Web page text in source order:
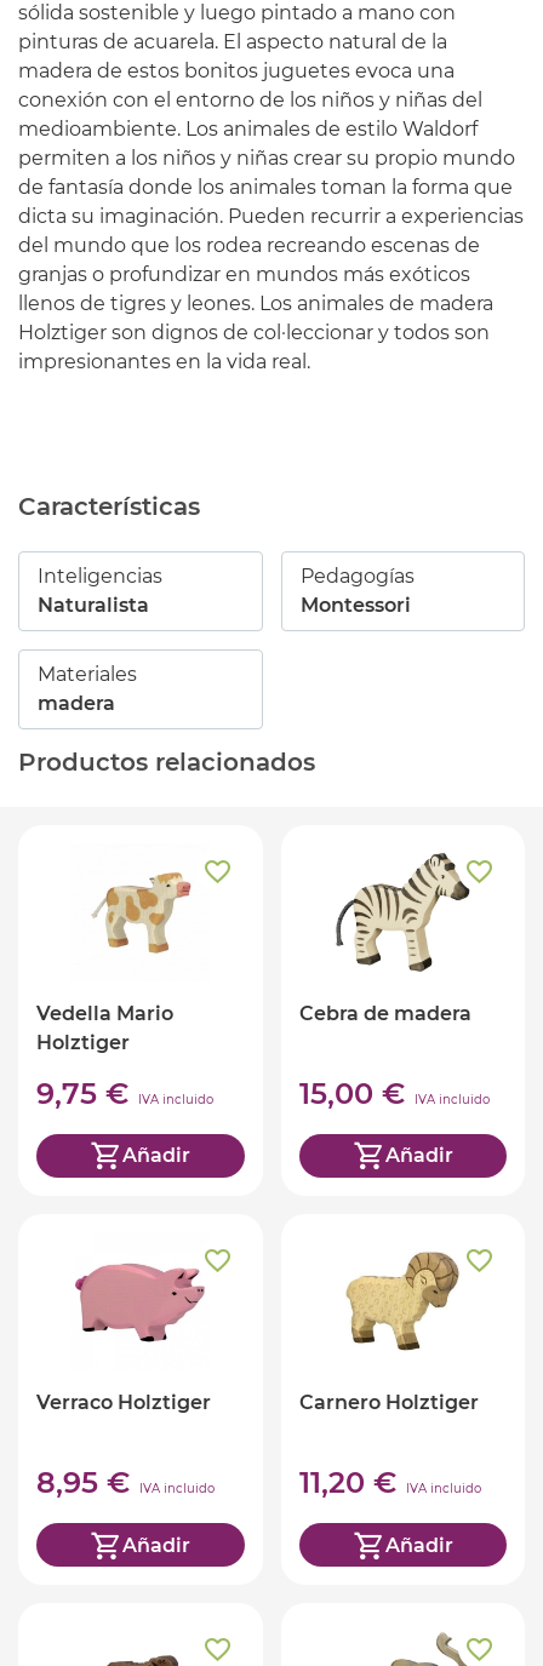
sólida sostenible y luego pintado a mano con
pinturas de acuarela. El aspecto natural de la
madera de estos bonitos juguetes evoca una
conexión con el entorno de los niños y niñas del
medioambiente. Los animales de estilo Waldorf
permiten a los niños y niñas crear su propio mundo
de fantasía donde los animales toman la forma que
dicta su imaginación. Pueden recurrir a experiencias
del mundo que los rodea recreando escenas de
granjas o profundizar en mundos más exóticos
llenos de tigres y leones. Los animales de madera
Holztiger son dignos de col·leccionar y todos son
impresionantes en la vida real.
Características
Inteligencias
Naturalista
Pedagogías
Montessori
Materiales
madera
Productos relacionados
Vedella Mario
Holztiger
9,75 € IVA incluido
Añadir
Cebra de madera
15,00 € IVA incluido
Añadir
Verraco Holztiger
8,95 € IVA incluido
Añadir
Carnero Holztiger
11,20 € IVA incluido
Añadir